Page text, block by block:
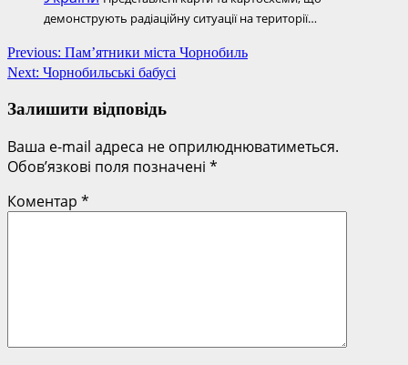
демонструють радіаційну ситуації на території…
Post
navigation
Previous: Пам’ятники міста Чорнобиль
Next: Чорнобильські бабусі
Залишити відповідь
Ваша e-mail адреса не оприлюднюватиметься.
Обов’язкові поля позначені *
Коментар *